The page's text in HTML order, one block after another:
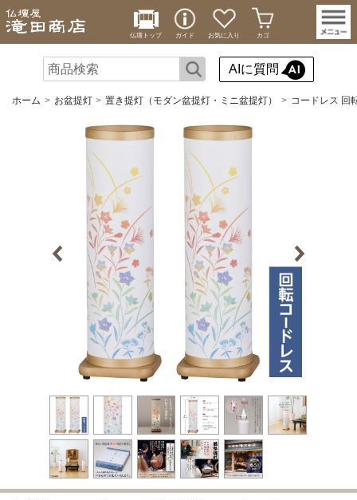
仏壇トップ ガイド お気に入り カゴ
AIに質問
ホーム お盆提灯 置き提灯（モダン盆提灯・ミニ盆提灯） コードレス 回